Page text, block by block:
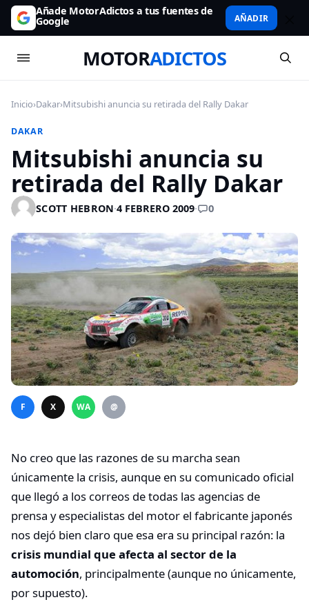
Añade MotorAdictos a tus fuentes de
Google AÑADIR
MOTORADICTOS
Inicio›Dakar›Mitsubishi anuncia su retirada del Rally Dakar
DAKAR
Mitsubishi anuncia su
retirada del Rally Dakar
SCOTT HEBRON·4 FEBRERO 2009· 0
F X WA @
No creo que las razones de su marcha sean
únicamente la crisis, aunque en su comunicado oficial
que llegó a los correos de todas las agencias de
prensa y especialistas del motor el fabricante japonés
nos dejó bien claro que esa era su principal razón: la
crisis mundial que afecta al sector de la
automoción, principalmente (aunque no únicamente,
por supuesto).